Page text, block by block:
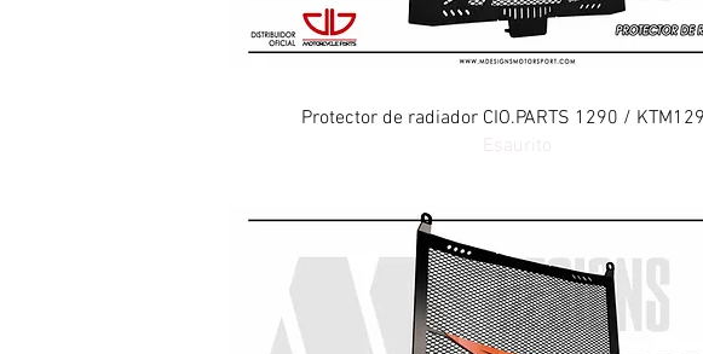
Vista rapida
Protector de radiador CIO.PARTS 1290 /
Esaurito